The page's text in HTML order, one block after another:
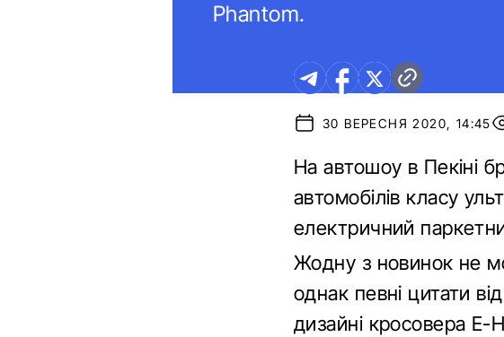
Phantom.
30 ВЕРЕСНЯ 2020, 14:45
На автошоу в Пекіні
автомобілів класу
електричний
Жодну з новинок не
однак певні цитати
дизайні кросовера E-